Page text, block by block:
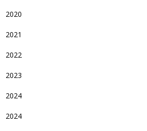
2020
2021
2022
2023
2024
2024